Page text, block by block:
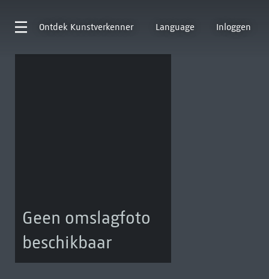
Ontdek Kunstverkenner Language Inloggen
Geen omslagfoto
beschikbaar